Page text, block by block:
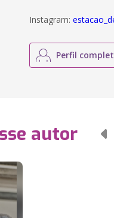
Instagram:
Perfil
autor